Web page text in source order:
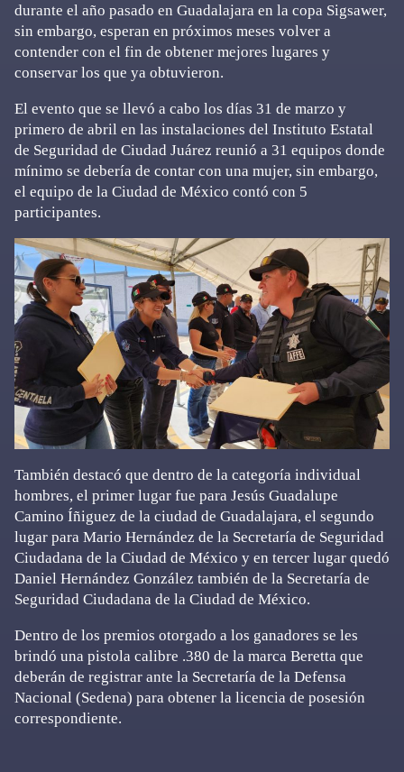
durante el año pasado en Guadalajara en la copa Sigsawer,
sin embargo, esperan en próximos meses volver a
contender con el fin de obtener mejores lugares y
conservar los que ya obtuvieron.
El evento que se llevó a cabo los días 31 de marzo y
primero de abril en las instalaciones del Instituto Estatal
de Seguridad de Ciudad Juárez reunió a 31 equipos donde
mínimo se debería de contar con una mujer, sin embargo,
el equipo de la Ciudad de México contó con 5
participantes.
También destacó que dentro de la categoría individual
hombres, el primer lugar fue para Jesús Guadalupe
Camino Íñiguez de la ciudad de Guadalajara, el segundo
lugar para Mario Hernández de la Secretaría de Seguridad
Ciudadana de la Ciudad de México y en tercer lugar quedó
Daniel Hernández González también de la Secretaría de
Seguridad Ciudadana de la Ciudad de México.
Dentro de los premios otorgado a los ganadores se les
brindó una pistola calibre .380 de la marca Beretta que
deberán de registrar ante la Secretaría de la Defensa
Nacional (Sedena) para obtener la licencia de posesión
correspondiente.